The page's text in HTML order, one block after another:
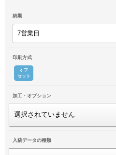
納期
印刷方式
オフ
セット
加工・オプション
選択されていません
入稿データの種類